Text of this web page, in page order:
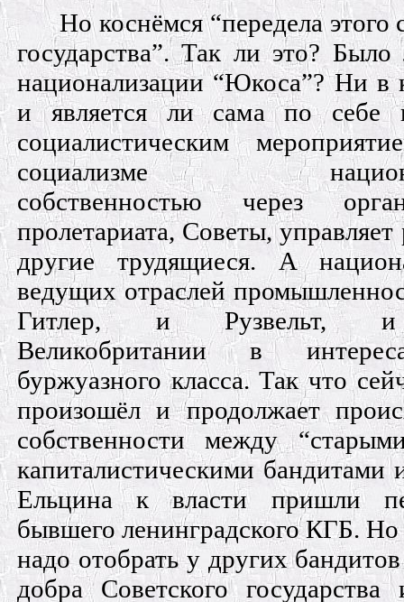
Но коснёмся “передела этого
государства”. Так ли это?
национализации “Юкоса”? Ни в
и является ли сама по себе
социалистическим
социализме
собственностью через
пролетариата, Советы,
другие трудящиеся. А
ведущих отраслей
Гитлер, и Рузвельт, и
Великобритании в
буржуазного класса. Так что
произошёл и продолжает
собственности между
капиталистическими бандитами
Ельцина к власти пришли
бывшего ленинградского КГБ.
надо отобрать у других
добра Советского